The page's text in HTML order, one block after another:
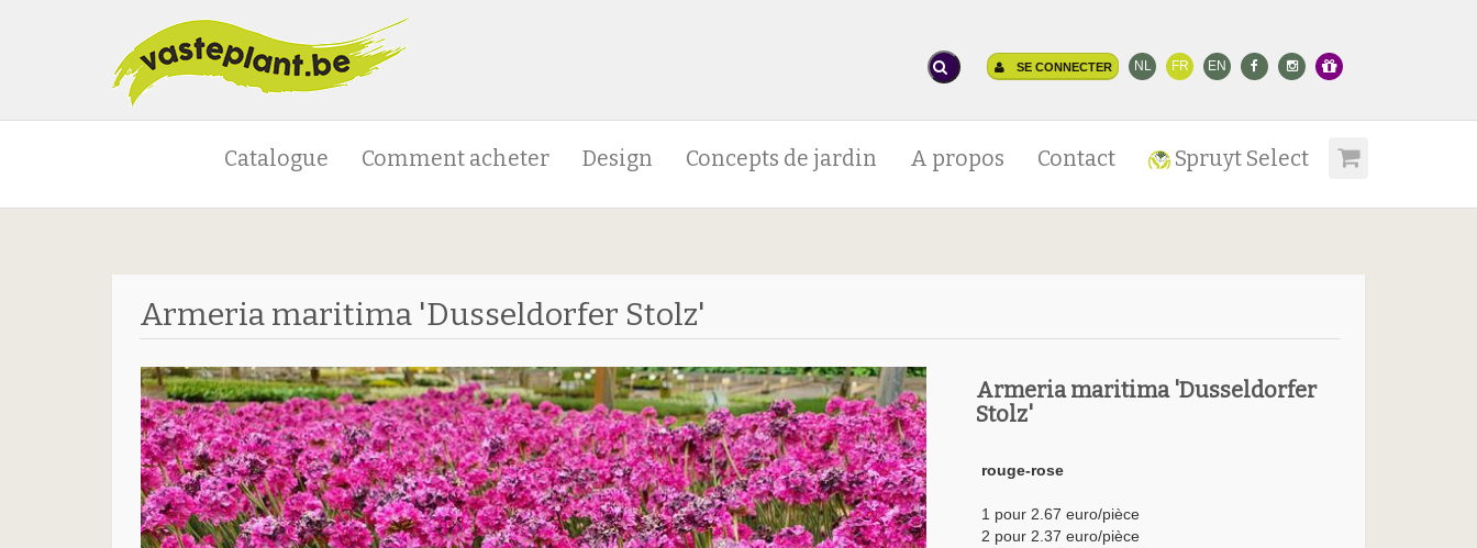
SE CONNECTER NL FR EN
Catalogue Comment acheter Design Concepts de jardin A propos Contact Spruyt Select
Armeria maritima 'Dusseldorfer Stolz'
Armeria maritima 'Dusseldorfer
Stolz'
rouge-rose
1 pour 2.67 euro/pièce
2 pour 2.37 euro/pièce